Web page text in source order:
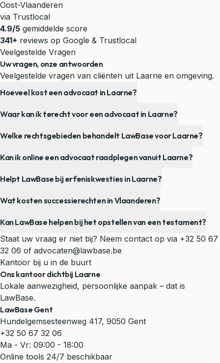
Oost-Vlaanderen
via Trustlocal
4.9/5 gemiddelde score
341+ reviews op Google & Trustlocal
Veelgestelde Vragen
Uw vragen, onze antwoorden
Veelgestelde vragen van cliënten uit Laarne en omgeving.
Hoeveel kost een advocaat in Laarne?
Waar kan ik terecht voor een advocaat in Laarne?
Welke rechtsgebieden behandelt LawBase voor Laarne?
Kan ik online een advocaat raadplegen vanuit Laarne?
Helpt LawBase bij erfeniskwesties in Laarne?
Wat kosten successierechten in Vlaanderen?
Kan LawBase helpen bij het opstellen van een testament?
Staat uw vraag er niet bij? Neem contact op via +32 50 67
32 06 of advocaten@lawbase.be
Kantoor bij u in de buurt
Ons kantoor dichtbij Laarne
Lokale aanwezigheid, persoonlijke aanpak – dat is
LawBase.
LawBase Gent
Hundelgemsesteenweg 417, 9050 Gent
+32 50 67 32 06
Ma - Vr: 09:00 - 18:00
Online tools 24/7 beschikbaar